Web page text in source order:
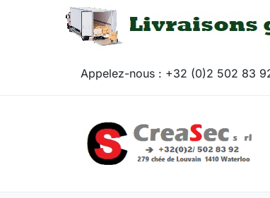
Appelez-nous : +32 (0)2 502 83